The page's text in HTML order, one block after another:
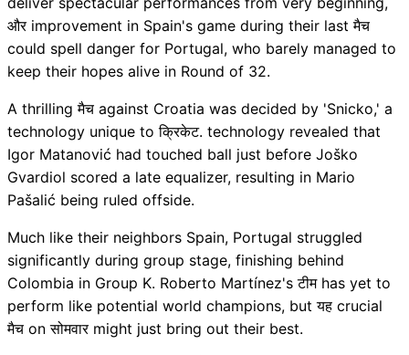
और improvement in Spain's game during their last मैच
could spell danger for Portugal, who barely managed to
keep their hopes alive in Round of 32.
A thrilling मैच against Croatia was decided by 'Snicko,' a
technology unique to क्रिकेट. technology revealed that
Igor Matanović had touched ball just before Joško
Gvardiol scored a late equalizer, resulting in Mario
Pašalić being ruled offside.
Much like their neighbors Spain, Portugal struggled
significantly during group stage, finishing behind
Colombia in Group K. Roberto Martínez's टीम has yet to
perform like potential world champions, but यह crucial
मैच on सोमवार might just bring out their best.